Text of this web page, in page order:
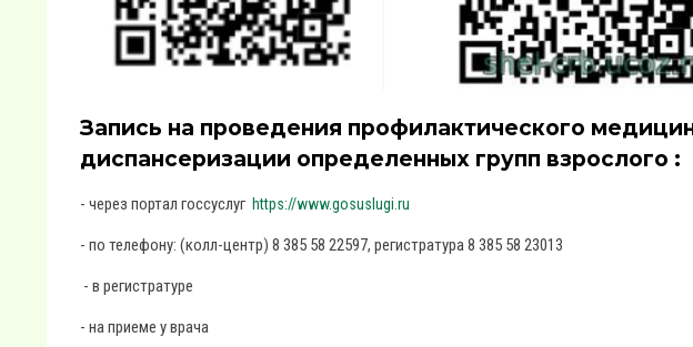
Запись на проведения профилактического
диспансеризации определенных групп взрослого :
- через портал госсуслуг https://www.gosuslugi.ru
- по телефону: (колл-центр) 8 385 58 22597, регистратура 8 385 58 23013
- в регистратуре
- на приеме у врача